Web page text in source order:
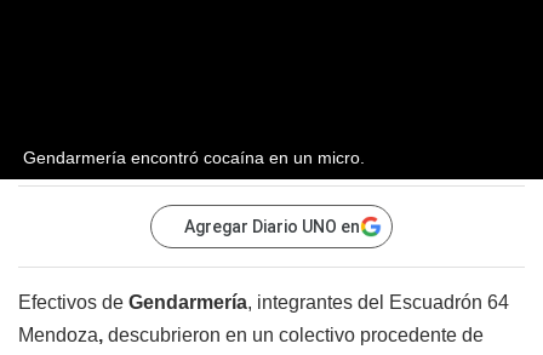
Gendarmería encontró cocaína en un micro.
Agregar Diario UNO en
Efectivos de Gendarmería, integrantes del Escuadrón 64
Mendoza, descubrieron en un colectivo procedente de